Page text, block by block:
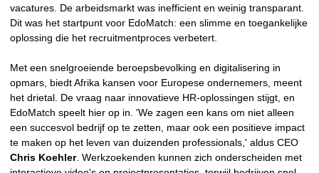
vacatures. De arbeidsmarkt was inefficient en weinig transparant.
Dit was het startpunt voor EdoMatch: een slimme en toegankelijke
oplossing die het recruitmentproces verbetert.
Met een snelgroeiende beroepsbevolking en digitalisering in
opmars, biedt Afrika kansen voor Europese ondernemers, meent
het drietal. De vraag naar innovatieve HR-oplossingen stijgt, en
EdoMatch speelt hier op in. 'We zagen een kans om niet alleen
een succesvol bedrijf op te zetten, maar ook een positieve impact
te maken op het leven van duizenden professionals,' aldus CEO
Chris Koehler. Werkzoekenden kunnen zich onderscheiden met